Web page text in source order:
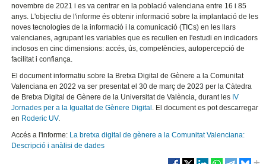
novembre de 2021 i es va centrar en la població valenciana entre 16 i 85
anys. L'objectiu de l'informe és obtenir informació sobre la implantació de les
noves tecnologies de la informació i la comunicació (TICs) en les llars
valencianes, agrupant les variables que es recullen en l'estudi en indicadors
inclosos en cinc dimensions: accés, ús, competències, autopercepció de
facilitat i confiança.
El document informatiu sobre la Bretxa Digital de Gènere a la Comunitat
Valenciana en 2022 va ser presentat el 30 de març de 2023 per la Càtedra
de Bretxa Digital de Gènere de la Universitat de València, durant les IV
Jornades per a la Igualtat de Gènere Digital . El document es pot descarregar
en Roderic UV.
Accés a l'informe: La bretxa digital de gènere a la Comunitat Valenciana:
Descripció i anàlisi de dades